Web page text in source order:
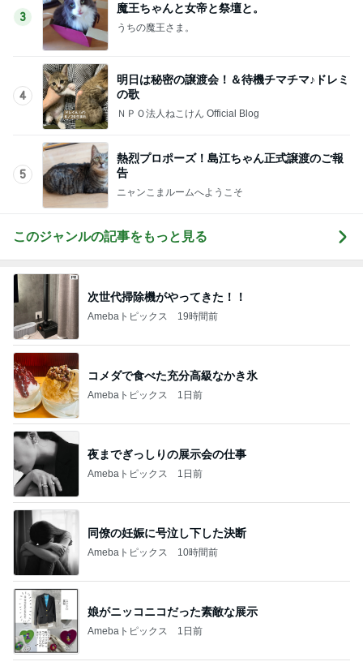
3
魔王ちゃんと女帝と祭壇と。
うちの魔王さま。
4
明日は秘密の譲渡会！＆待機チマチマ♪ドレミ
の歌
ＮＰＯ法人ねこけん Official Blog
5
熱烈プロポーズ！島江ちゃん正式譲渡のご報
告
ニャンこまルームへようこそ
このジャンルの記事をもっと見る
次世代掃除機がやってきた！！
Amebaトピックス 19時間前
コメダで食べた充分高級なかき氷
Amebaトピックス 1日前
夜までぎっしりの展示会の仕事
Amebaトピックス 1日前
同僚の妊娠に号泣し下した決断
Amebaトピックス 10時間前
娘がニッコニコだった素敵な展示
Amebaトピックス 1日前